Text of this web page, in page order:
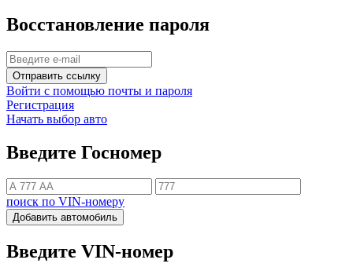
Восстановление пароля
Отправить ссылку
Войти с помощью почты и пароля
Регистрация
Начать выбор авто
Введите Госномер
поиск по VIN-номеру
Добавить автомобиль
Введите VIN-номер